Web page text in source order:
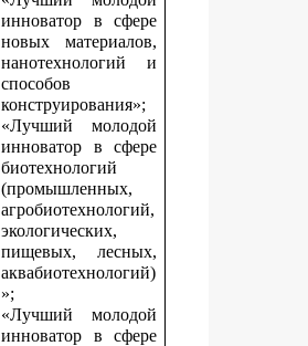
инноватор в сфере
новых материалов,
нанотехнологий и
способов
конструирования»;
«Лучший молодой
инноватор в сфере
биотехнологий
(промышленных,
агробиотехнологий,
экологических,
пищевых, лесных,
аквабиотехнологий)
»;
«Лучший молодой
инноватор в сфере